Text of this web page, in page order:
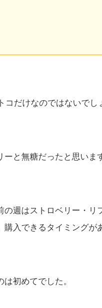
だけなのではないでし
と無糖だったと思いま
週はストロベリー・リ
入できるタイミングが
初めてでした。